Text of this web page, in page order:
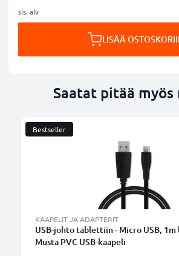
sis. alv
LISÄÄ
Saatat pitää myös
Bestseller
KAAPELIT JA ADAPTERIT
USB-johto tablettiin - Micro USB,
Musta PVC USB-kaapeli